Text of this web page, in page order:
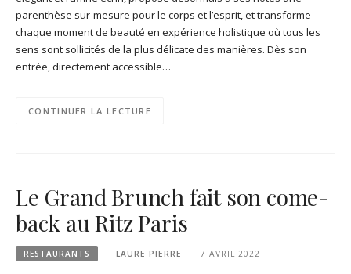
parenthèse sur-mesure pour le corps et l’esprit, et transforme
chaque moment de beauté en expérience holistique où tous les
sens sont sollicités de la plus délicate des manières. Dès son
entrée, directement accessible…
CONTINUER LA LECTURE
Le Grand Brunch fait son come-
back au Ritz Paris
RESTAURANTS LAURE PIERRE 7 AVRIL 2022